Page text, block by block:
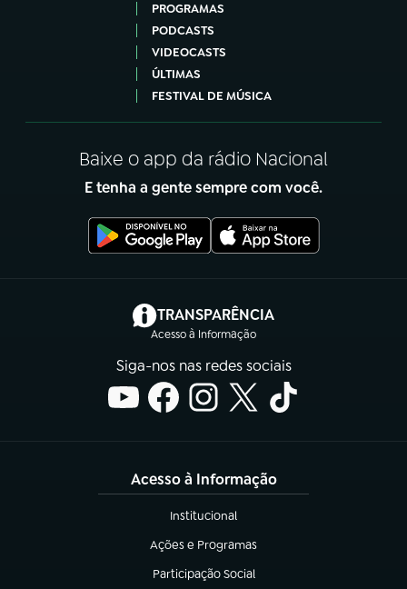
PROGRAMAS
PODCASTS
VIDEOCASTS
ÚLTIMAS
FESTIVAL DE MÚSICA
Baixe o app da rádio Nacional
E tenha a gente sempre com você.
TRANSPARÊNCIA
Acesso à Informação
(abre em nova aba)
Siga-nos nas redes sociais
Acesso à Informação
Institucional
(abre em nova aba)
Ações e Programas
(abre em nova aba)
Participação Social
(abre em nova aba)